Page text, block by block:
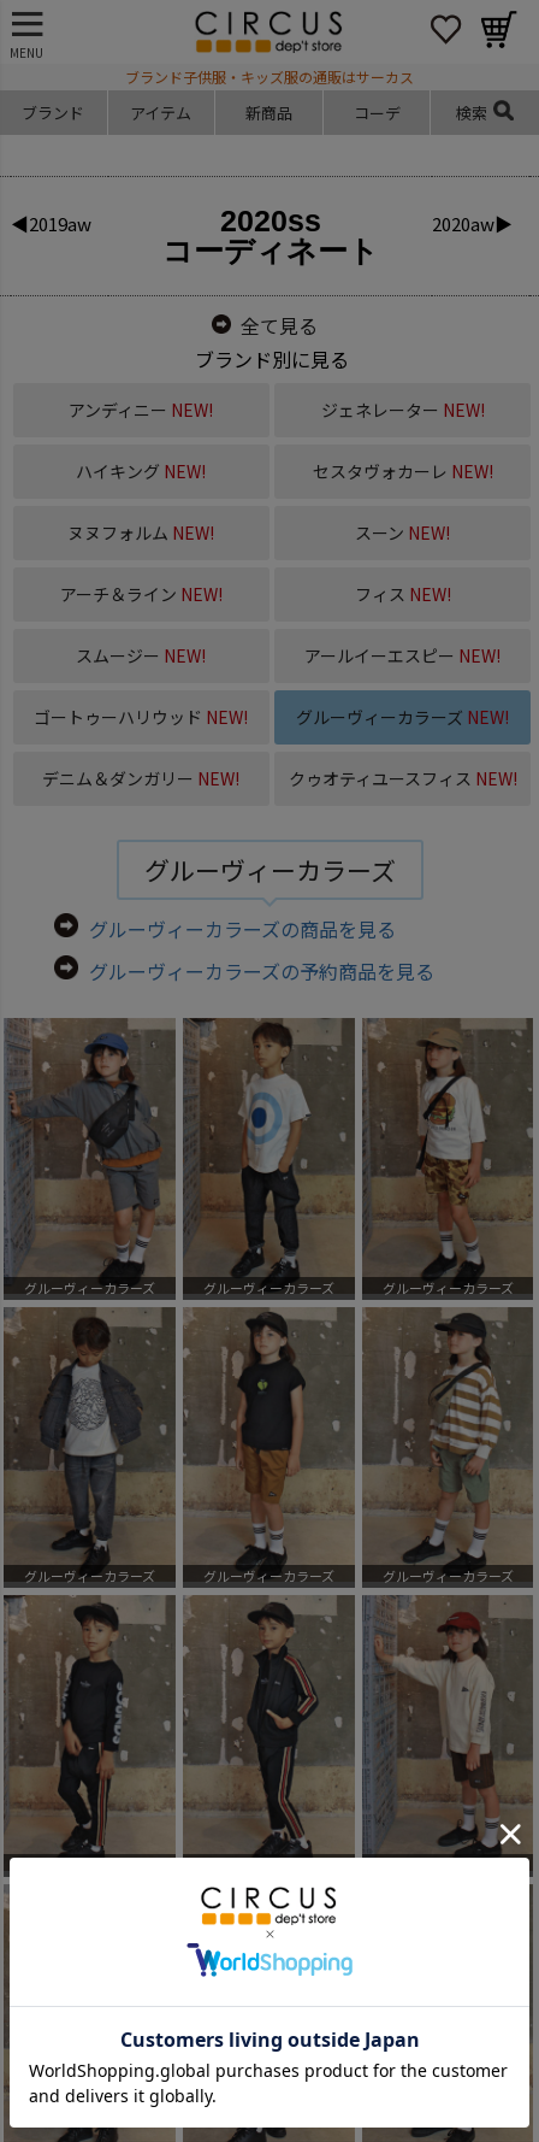
MENU
ブランド子供服・キッズ服の通販はサーカス
ブランド アイテム 新商品 コーデ 検索
◀2019aw
2020ss
コーディネート
2020aw▶
全て見る
ブランド別に見る
アンディニー NEW! ジェネレーター NEW!
ハイキング NEW! セスタヴォカーレ NEW!
ヌヌフォルム NEW! スーン NEW!
アーチ＆ライン NEW! フィス NEW!
スムージー NEW! アールイーエスピー NEW!
ゴートゥーハリウッド NEW! グルーヴィーカラーズ NEW!
デニム＆ダンガリー NEW! クゥオティユースフィス NEW!
グルーヴィーカラーズ
グルーヴィーカラーズの商品を見る
グルーヴィーカラーズの予約商品を見る
グルーヴィーカラーズ グルーヴィーカラーズ グルーヴィーカラーズ
グルーヴィーカラーズ グルーヴィーカラーズ グルーヴィーカラーズ
グルーヴィーカラーズ グルーヴィーカラーズ グルーヴィーカラーズ